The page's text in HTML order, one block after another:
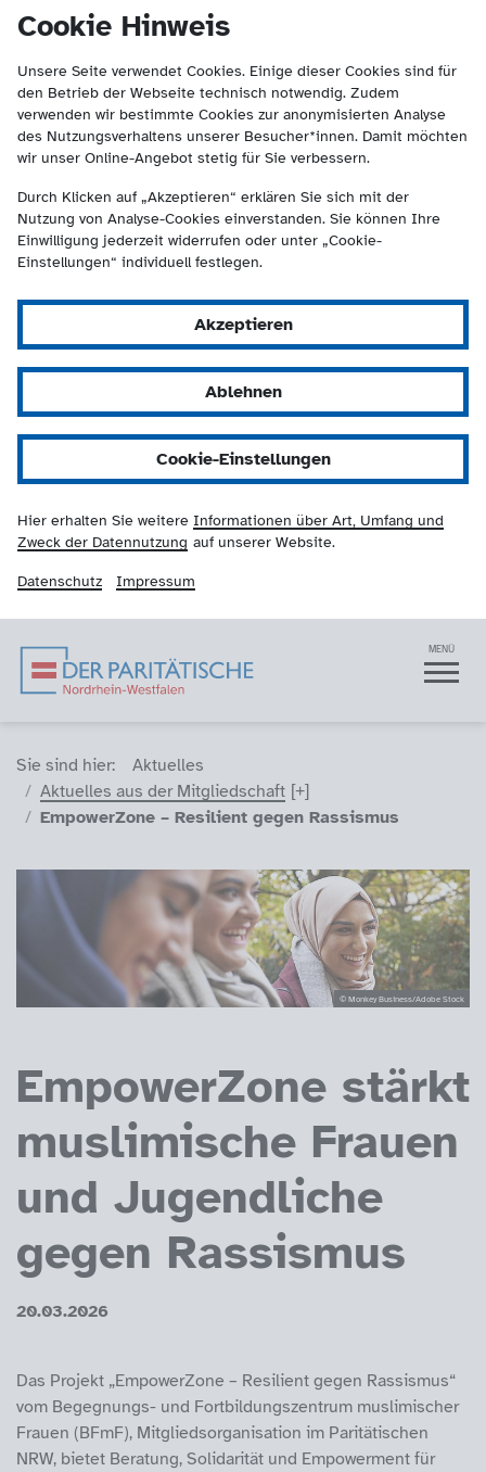
Cookie Hinweis
Unsere Seite verwendet Cookies. Einige dieser Cookies sind für
den Betrieb der Webseite technisch notwendig. Zudem
verwenden wir bestimmte Cookies zur anonymisierten Analyse
des Nutzungsverhaltens unserer Besucher*innen. Damit möchten
wir unser Online-Angebot stetig für Sie verbessern.
Durch Klicken auf „Akzeptieren“ erklären Sie sich mit der
Nutzung von Analyse-Cookies einverstanden. Sie können Ihre
Einwilligung jederzeit widerrufen oder unter „Cookie-
Einstellungen“ individuell festlegen.
Akzeptieren
Ablehnen
Cookie-Einstellungen
Hier erhalten Sie weitere Informationen über Art, Umfang und
Zweck der Datennutzung auf unserer Website.
Datenschutz Impressum
Der Paritätische NRW
springen
(Kontakt und Suche) springen.
Navigation MENÜ
Sie sind hier (Breadcrumb)
Sie sind hier:
Aktuelles
Aktuelles aus der Mitgliedschaft
EmpowerZone – Resilient gegen Rassismus
© Monkey Business/Adobe Stock
EmpowerZone stärkt
muslimische Frauen
und Jugendliche
gegen Rassismus
20.03.2026
Das Projekt „EmpowerZone – Resilient gegen Rassismus“
vom Begegnungs- und Fortbildungszentrum muslimischer
Frauen (BFmF), Mitgliedsorganisation im Paritätischen
NRW, bietet Beratung, Solidarität und Empowerment für